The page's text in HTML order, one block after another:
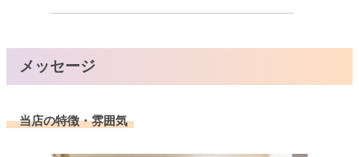
メッセージ
当店の特徴・雰囲気